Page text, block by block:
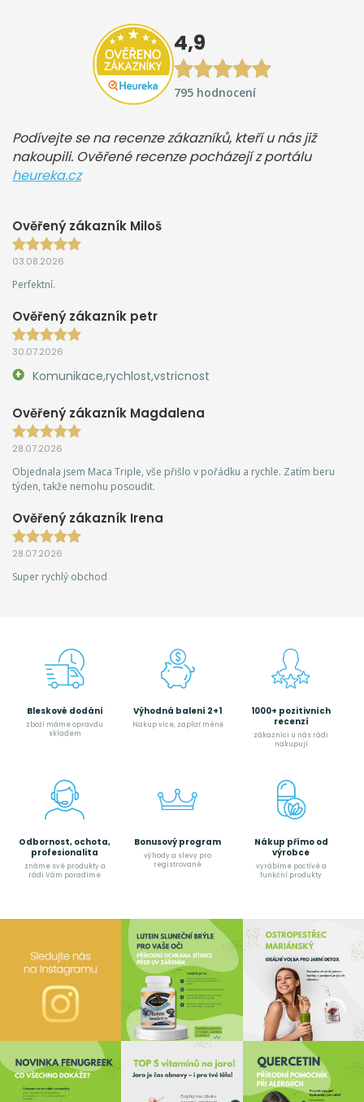
4,9
795 hodnocení
Podívejte se na recenze zákazníků, kteří u nás již
nakoupili. Ověřené recenze pocházejí z portálu
heureka.cz
Ověřený zákazník Miloš
03.08.2026
Perfektní.
Ověřený zákazník petr
30.07.2026
Komunikace,rychlost,vstricnost
Ověřený zákazník Magdalena
28.07.2026
Objednala jsem Maca Triple, vše přišlo v pořádku a rychle. Zatím beru
týden, takže nemohu posoudit.
Ověřený zákazník Irena
28.07.2026
Super rychlý obchod
Bleskové dodání
zboží máme opravdu
skladem
Výhodná balení 2+1
Nakup více, zaplať méně
1000+ pozitivních
recenzí
zákazníci u nás rádi
nakupují
Odbornost, ochota,
profesionalita
známe své produkty a
rádi Vám poradíme
Bonusový program
výhody a slevy pro
registrované
Nákup přímo od
výrobce
vyrábíme poctívé a
funkční produkty